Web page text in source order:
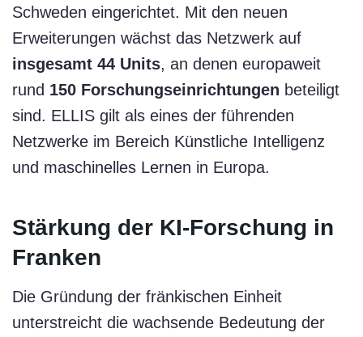
Schweden eingerichtet. Mit den neuen
Erweiterungen wächst das Netzwerk auf
insgesamt 44 Units, an denen europaweit
rund 150 Forschungseinrichtungen beteiligt
sind. ELLIS gilt als eines der führenden
Netzwerke im Bereich Künstliche Intelligenz
und maschinelles Lernen in Europa.
Stärkung der KI-Forschung in
Franken
Die Gründung der fränkischen Einheit
unterstreicht die wachsende Bedeutung der